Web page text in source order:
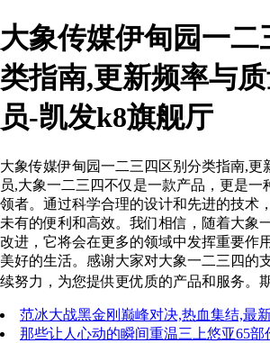
大象传媒伊甸园一二
类指南,更新频率与
员-凯发k8旗舰厅
大象传媒伊甸园一二三四区别分类指南,更
员,大象一二三四不仅是一款产品，更是一
领者。通过科学合理的设计和先进的技术
未有的便利和高效。我们相信，随着大象
改进，它将会在更多的领域中发挥重要作
美好的生活。感谢大家对大象一二三四的
续努力，为您提供更优质的产品和服务。
范冰大战黑金刚巅峰对决,热血集结,最
那些让人心动的瞬间重温三上悠亚65